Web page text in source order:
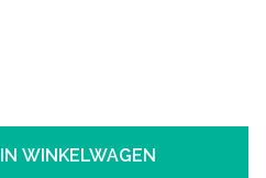
IN WINKELWAGEN